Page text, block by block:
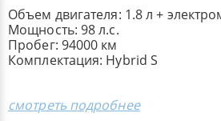
Объем двигателя: 1.8 л +
Мощность: 98 л.с.
Пробег: 94000 км
Комплектация: ​Hybrid S
смотреть подробнее